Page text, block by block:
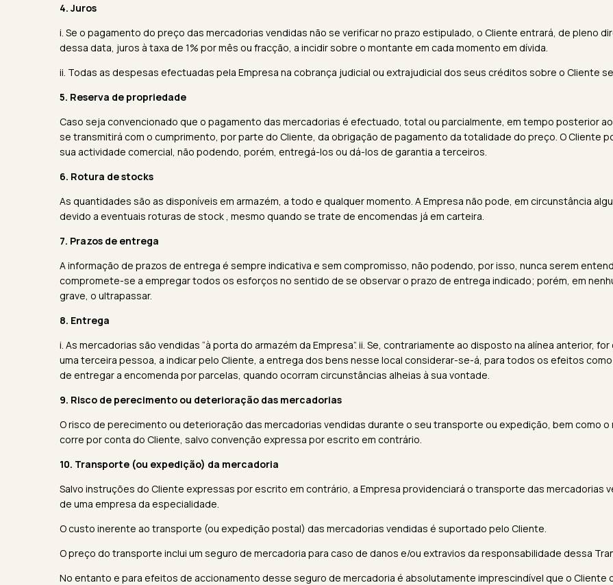
4. Juros
i. Se o pagamento do preço das mercadorias vendidas não se verificar no prazo estipulado, o Cliente entrará, de pleno
dessa data, juros à taxa de 1% por mês ou fracção, a incidir sobre o montante em cada momento em dívida.
ii. Todas as despesas efectuadas pela Empresa na cobrança judicial ou extrajudicial dos seus créditos sobre o Cliente
5. Reserva de propriedade
Caso seja convencionado que o pagamento das mercadorias é efectuado, total ou parcialmente, em tempo posterior
se transmitirá com o cumprimento, por parte do Cliente, da obrigação de pagamento da totalidade do preço. O Cliente
sua actividade comercial, não podendo, porém, entregá-los ou dá-los de garantia a terceiros.
6. Rotura de stocks
As quantidades são as disponíveis em armazém, a todo e qualquer momento. A Empresa não pode, em circunstância
devido a eventuais roturas de stock , mesmo quando se trate de encomendas já em carteira.
7. Prazos de entrega
A informação de prazos de entrega é sempre indicativa e sem compromisso, não podendo, por isso, nunca serem
compromete-se a empregar todos os esforços no sentido de se observar o prazo de entrega indicado; porém, em
grave, o ultrapassar.
8. Entrega
i. As mercadorias são vendidas “à porta do armazém da Empresa”. ii. Se, contrariamente ao disposto na alínea anterior,
uma terceira pessoa, a indicar pelo Cliente, a entrega dos bens nesse local considerar-se-á, para todos os efeitos
de entregar a encomenda por parcelas, quando ocorram circunstâncias alheias à sua vontade.
9. Risco de perecimento ou deterioração das mercadorias
O risco de perecimento ou deterioração das mercadorias vendidas durante o seu transporte ou expedição, bem como
corre por conta do Cliente, salvo convenção expressa por escrito em contrário.
10. Transporte (ou expedição) da mercadoria
Salvo instruções do Cliente expressas por escrito em contrário, a Empresa providenciará o transporte das
de uma empresa da especialidade.
O custo inerente ao transporte (ou expedição postal) das mercadorias vendidas é suportado pelo Cliente.
O preço do transporte inclui um seguro de mercadoria para caso de danos e/ou extravios da responsabilidade dessa
No entanto e para efeitos de accionamento desse seguro de mercadoria é absolutamente imprescindível que o Cliente